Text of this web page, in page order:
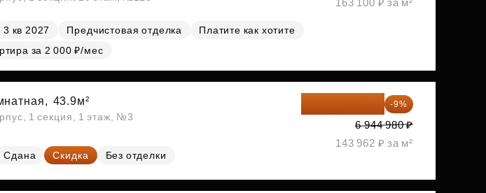
3 кв 2027 Предчистовая отделка
Платите как хотите
за 2 000 ₽/мес
163 100 ₽ за м²
43.9м²
1 секция, 1 этаж, №3
Сдана Скидка Без отделки
6 319 932 ₽ -9%
6 944 980 ₽
143 962 ₽ за м²